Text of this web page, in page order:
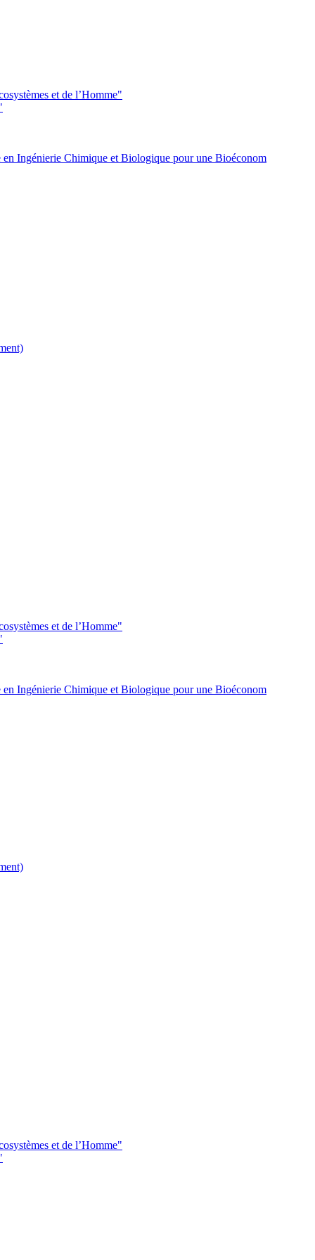
et de l’Homme"
Ingénierie Chimique et Biologique pour une Bioéconom
et de l’Homme"
Ingénierie Chimique et Biologique pour une Bioéconom
et de l’Homme"